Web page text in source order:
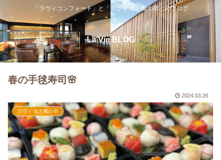
「ラヴィコンフォート」と「ラヴィ 光と風の宿」のブログ
La Vie BLOG
春の手毬寿司🌸
2024.03.26
ラヴィ 光と風の宿